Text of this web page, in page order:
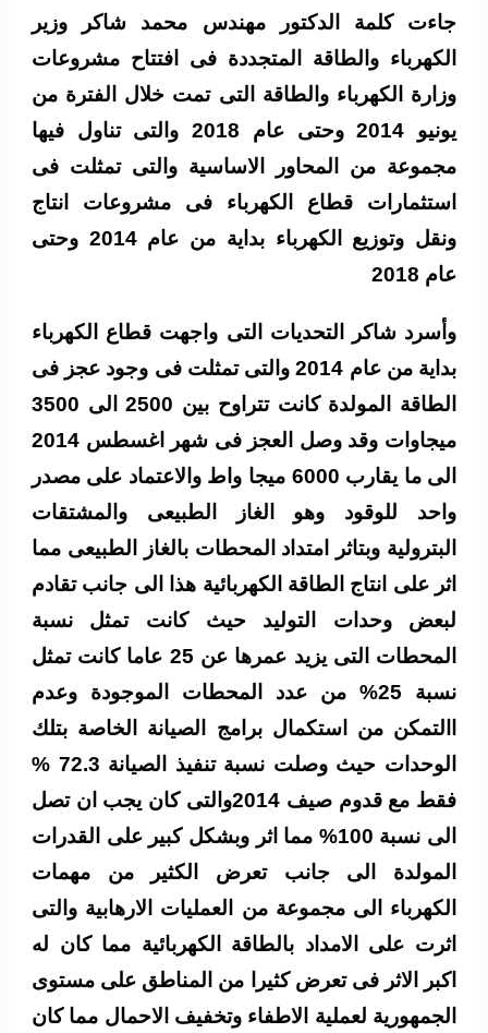
جاءت كلمة الدكتور مهندس محمد شاكر وزير
الكهرباء والطاقة المتجددة فى افتتاح مشروعات
وزارة الكهرباء والطاقة التى تمت خلال الفترة من
يونيو 2014 وحتى عام 2018 والتى تناول فيها
مجموعة من المحاور الاساسية والتى تمثلت فى
استثمارات قطاع الكهرباء فى مشروعات انتاج
ونقل وتوزيع الكهرباء بداية من عام 2014 وحتى
عام 2018
وأسرد شاكر التحديات التى واجهت قطاع الكهرباء
بداية من عام 2014 والتى تمثلت فى وجود عجز فى
الطاقة المولدة كانت تتراوح بين 2500 الى 3500
ميجاوات وقد وصل العجز فى شهر اغسطس 2014
الى ما يقارب 6000 ميجا واط والاعتماد على مصدر
واحد للوقود وهو الغاز الطبيعى والمشتقات
البترولية وبتاثر امتداد المحطات بالغاز الطبيعى مما
اثر على انتاج الطاقة الكهربائية هذا الى جانب تقادم
لبعض وحدات التوليد حيث كانت تمثل نسبة
المحطات التى يزيد عمرها عن 25 عاما كانت تمثل
نسبة 25% من عدد المحطات الموجودة وعدم
االتمكن من استكمال برامج الصيانة الخاصة بتلك
الوحدات حيث وصلت نسبة تنفيذ الصيانة 72.3 %
فقط مع قدوم صيف 2014والتى كان يجب ان تصل
الى نسبة 100% مما اثر وبشكل كبير على القدرات
المولدة الى جانب تعرض الكثير من مهمات
الكهرباء الى مجموعة من العمليات الارهابية والتى
اثرت على الامداد بالطاقة الكهربائية مما كان له
اكبر الاثر فى تعرض كثيرا من المناطق على مستوى
الجمهورية لعملية الاطفاء وتخفيف الاحمال مما كان